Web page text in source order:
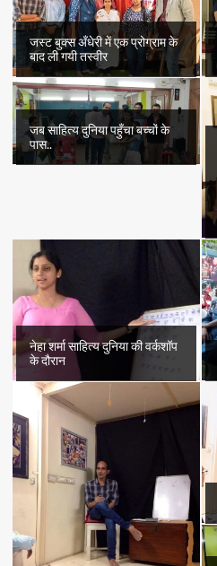
जस्ट बुक्स अँधेरी में एक प्रोग्राम के
बाद ली गयी तस्वीर
जब साहित्य दुनिया पहुँचा बच्चों के
पास..
नेहा शर्मा साहित्य दुनिया की वर्कशॉप
के दौरान